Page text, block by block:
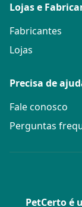
Lojas e
Fabricantes
Lojas
Precisa de
Fale conosco
Perguntas
PetCerto é